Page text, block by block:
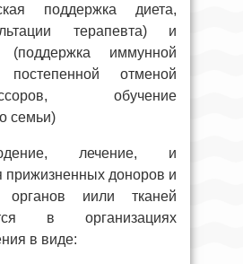
поддержка диета,
терапевта) и
(поддержка иммунной
отменой
обучение
семьи)
лечение, и
прижизненных доноров и
органов иили тканей
в организациях
в виде: